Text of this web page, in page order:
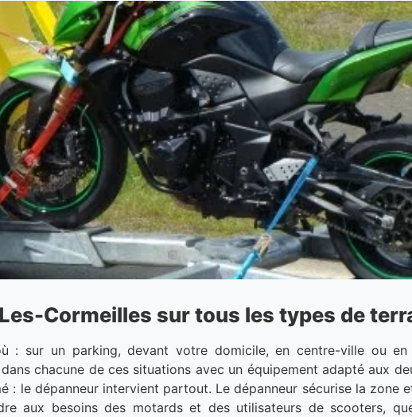
Cormeilles sur tous les types de
: sur un parking, devant votre domicile, en centre-ville ou en
chacune de ces situations avec un équipement adapté aux
: le dépanneur intervient partout. Le dépanneur sécurise la zone
aux besoins des motards et des utilisateurs de scooters,